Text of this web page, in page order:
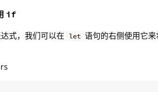
if
式，我们可以在 let 语句的右侧使用它